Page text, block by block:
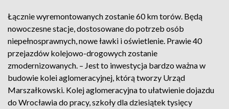
Łącznie wyremontowanych zostanie 60 km torów. Będą
nowoczesne stacje, dostosowane do potrzeb osób
niepełnosprawnych, nowe ławki i oświetlenie. Prawie 40
przejazdów kolejowo-drogowych zostanie
zmodernizowanych. – Jest to inwestycja bardzo ważna w
budowie kolei aglomeracyjnej, którą tworzy Urząd
Marszałkowski. Kolej aglomeracyjna to ułatwienie dojazdu
do Wrocławia do pracy, szkoły dla dziesiątek tysięcy